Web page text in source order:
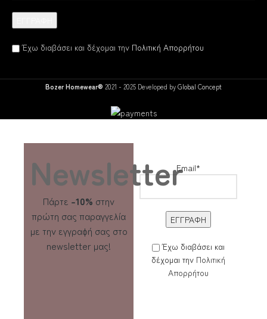
Έχω διαβάσει και δέχομαι την Πολιτική Απορρήτου
Bozer Homewear® 2021 - 2025 Developed byGlobal Concept
Newsletter
Πάρτε -10% στην
πρώτη σας παραγγελία
με την εγγραφή σας στο
newsletter μας!
Email*
Έχω διαβάσει και
δέχομαι την Πολιτική
Απορρήτου